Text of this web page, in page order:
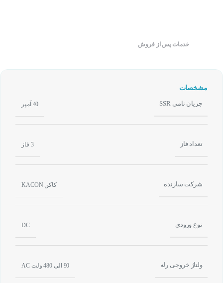
خدمات پس از فروش
مشخصات
جریان نامی SSR 40 آمپر
تعداد فاز 3 فاز
شرکت سازنده کاکن KACON
نوع ورودی DC
ولتاژ خروجی رله 90 الی 480 ولت AC